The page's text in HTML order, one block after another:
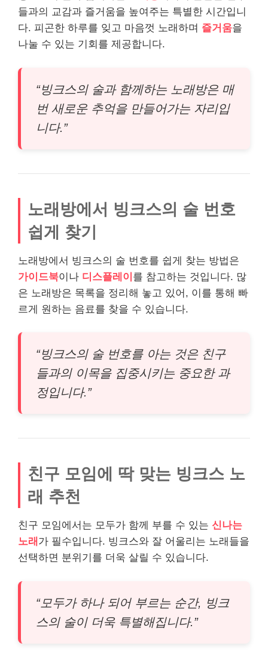
들과의 교감과 즐거움을 높여주는 특별한 시간입니
다. 피곤한 하루를 잊고 마음껏 노래하며 즐거움을
나눌 수 있는 기회를 제공합니다.
“빙크스의 술과 함께하는 노래방은 매
번 새로운 추억을 만들어가는 자리입
니다.”
노래방에서 빙크스의 술 번호
쉽게 찾기
노래방에서 빙크스의 술 번호를 쉽게 찾는 방법은
가이드북이나 디스플레이 를 참고하는 것입니다. 많
은 노래방은 목록을 정리해 놓고 있어, 이를 통해 빠
르게 원하는 음료를 찾을 수 있습니다.
“빙크스의 술 번호를 아는 것은 친구
들과의 이목을 집중시키는 중요한 과
정입니다.”
친구 모임에 딱 맞는 빙크스 노
래 추천
친구 모임에서는 모두가 함께 부를 수 있는 신나는
노래 가 필수입니다. 빙크스와 잘 어울리는 노래들을
선택하면 분위기를 더욱 살릴 수 있습니다.
“모두가 하나 되어 부르는 순간, 빙크
스의 술이 더욱 특별해집니다.”